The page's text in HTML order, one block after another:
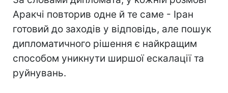
Аракчі повторив одне й те саме - Іран
готовий до заходів у відповідь, але пошук
дипломатичного рішення є найкращим
способом уникнути ширшої ескалації та
руйнувань.